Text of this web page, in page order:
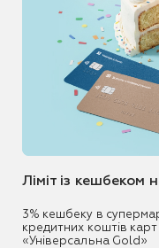
Ліміт із кешбеком
3% кешбеку в
кредитних коштів
«Універсальна Gold»